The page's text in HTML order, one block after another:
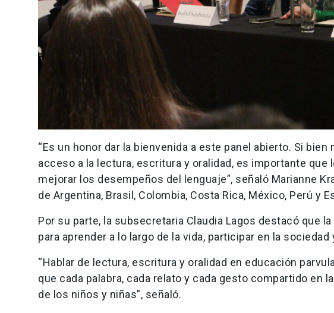
“Es un honor dar la bienvenida a este panel abierto. Si
acceso a la lectura, escritura y oralidad, es importante
mejorar los desempeños del lenguaje”, señaló Marianne
de Argentina, Brasil, Colombia, Costa Rica, México, Perú y
Por su parte, la subsecretaria Claudia Lagos destacó que
para aprender a lo largo de la vida, participar en la sociedad
“Hablar de lectura, escritura y oralidad en educación
que cada palabra, cada relato y cada gesto compartido en
de los niños y niñas”, señaló.